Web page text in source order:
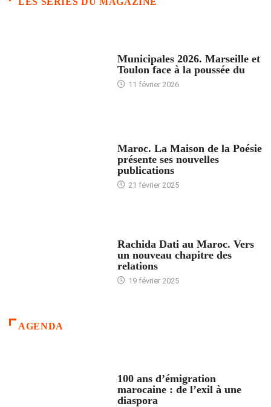
Municipales 2026. Marseille et
Toulon face à la poussée du
11 février 2026
Maroc. La Maison de la Poésie
présente ses nouvelles
publications
21 février 2025
Rachida Dati au Maroc. Vers
un nouveau chapitre des
relations
19 février 2025
AGENDA
100 ans d’émigration
marocaine : de l’exil à une
diaspora